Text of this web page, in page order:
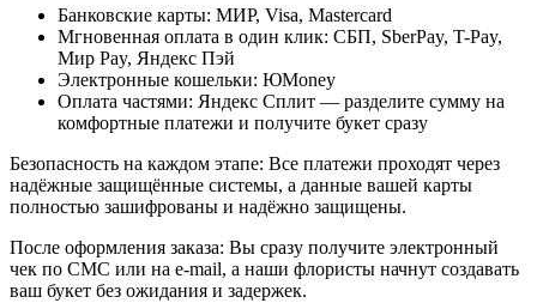
Банковские карты: МИР, Visa, Mastercard
Мгновенная оплата в один клик: СБП, SberPay, T-Pay,
Мир Pay, Яндекс Пэй
Электронные кошельки: ЮMoney
Оплата частями: Яндекс Сплит — разделите сумму на
комфортные платежи и получите букет сразу
Безопасность на каждом этапе: Все платежи проходят через
надёжные защищённые системы, а данные вашей карты
полностью зашифрованы и надёжно защищены.
После оформления заказа: Вы сразу получите электронный
чек по СМС или на e-mail, а наши флористы начнут создавать
ваш букет без ожидания и задержек.